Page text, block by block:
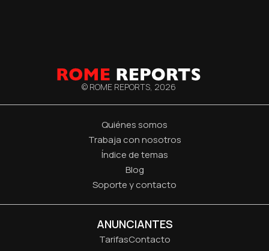
© ROME REPORTS, 2026
Quiénes somos
Trabaja con nosotros
Índice de temas
Blog
Soporte y contacto
ANUNCIANTES
TarifasContacto